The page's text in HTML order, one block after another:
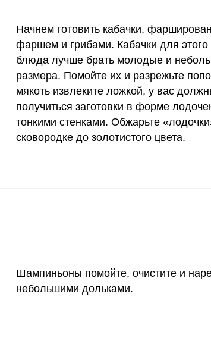
90 мкг 10.9
10 мкг 0.2
50 мг 0.8
120 мкг 2
1300 мг
Начнем готовить кабачки,
фаршем и грибами. Кабачки для этого
блюда лучше брать молодые и
размера. Помойте их и разрежьте
мякоть извлеките ложкой, у вас
получиться заготовки в форме
тонкими стенками. Обжарьте
сковородке до золотистого цвета.
Шампиньоны помойте, очистите и
небольшими дольками.
Войдите
с помощью социальных сетей:
или
Забыли пароль?
фаршированные фаршем и грибами.
Помойте их и разрежьте
в форме лодочек с тонкими
цвета.
с
соглашением